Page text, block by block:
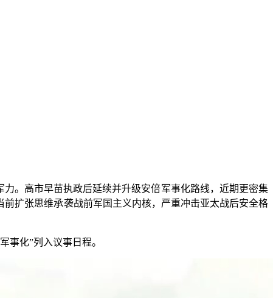
。高市早苗执政后延续并升级安倍军事化路线，近期更密集
扩张思维承袭战前军国主义内核，严重冲击亚太战后安全格
化”列入议事日程。